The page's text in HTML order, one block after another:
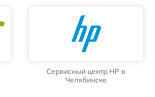
Сервисный центр HP в
Челябинске